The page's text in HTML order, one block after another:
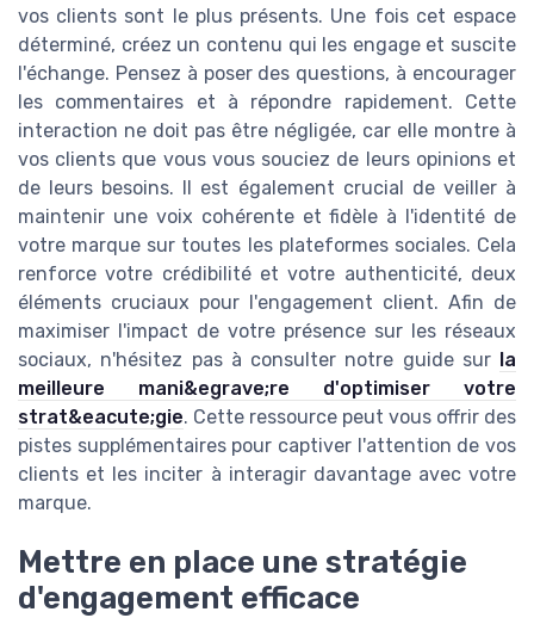
vos clients sont le plus présents. Une fois cet espace
déterminé, créez un contenu qui les engage et suscite
l'échange. Pensez à poser des questions, à encourager
les commentaires et à répondre rapidement. Cette
interaction ne doit pas être négligée, car elle montre à
vos clients que vous vous souciez de leurs opinions et
de leurs besoins. Il est également crucial de veiller à
maintenir une voix cohérente et fidèle à l'identité de
votre marque sur toutes les plateformes sociales. Cela
renforce votre crédibilité et votre authenticité, deux
éléments cruciaux pour l'engagement client. Afin de
maximiser l'impact de votre présence sur les réseaux
sociaux, n'hésitez pas à consulter notre guide sur la
meilleure mani&egrave;re d'optimiser votre
strat&eacute;gie. Cette ressource peut vous offrir des
pistes supplémentaires pour captiver l'attention de vos
clients et les inciter à interagir davantage avec votre
marque.
Mettre en place une stratégie
d'engagement efficace